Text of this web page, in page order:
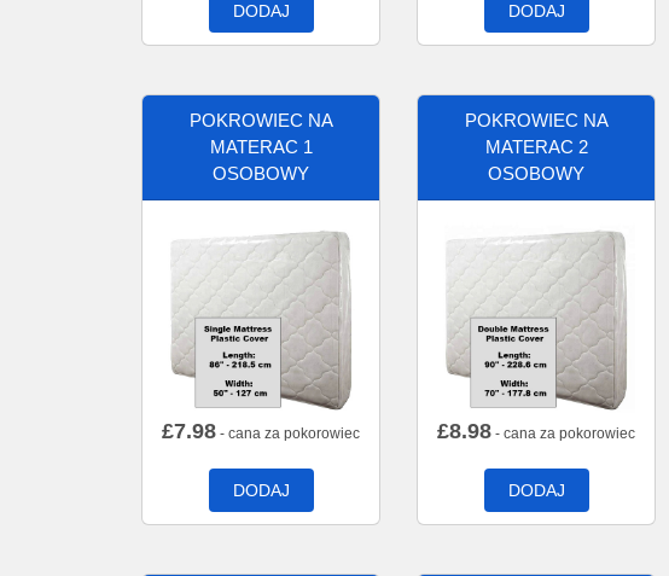
DODAJ DODAJ
POKROWIEC NA
MATERAC 1
OSOBOWY
£7.98 - cana za pokorowiec
DODAJ
POKROWIEC NA
MATERAC 2
OSOBOWY
£8.98 - cana za pokorowiec
DODAJ